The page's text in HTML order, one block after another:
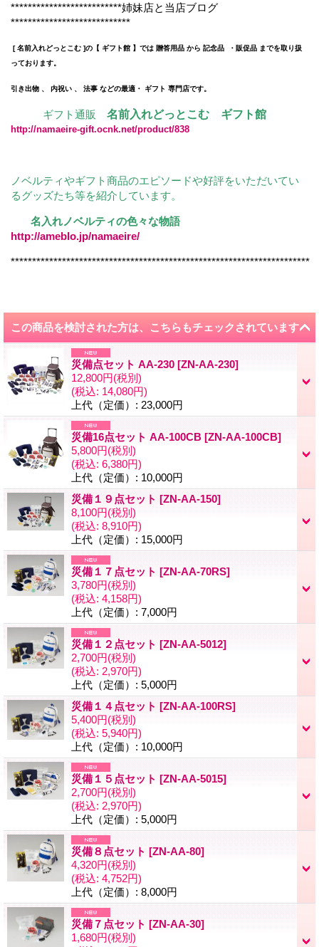
**************************姉妹店と当店ブログ
****************************
[ 名前入れどっとこむ ]の【 ギフト館 】では 贈答用品 から 記念品 ・販促品 までを取り扱
っております。
引き出物 、 内祝い 、 法事 などの最適・ ギフト 専門店です。
ギフト通販 名前入れどっとこむ ギフト館
http://namaeire-gift.ocnk.net/product/838
ノベルティやギフト商品のエピソードや好評をいただいてい
るグッズたち等を紹介しています。
名入れノベルティの色々な物語
http://ameblo.jp/namaeire/
**********************************************************************
この商品を検討された方は、こちらもチェックされています
災備点セット AA-230 [ZN-AA-230]
12,800円(税別)
(税込: 14,080円)
上代（定価） : 23,000円
災備16点セット AA-100CB [ZN-AA-100CB]
5,800円(税別)
(税込: 6,380円)
上代（定価） : 10,000円
災備１９点セット [ZN-AA-150]
8,100円(税別)
(税込: 8,910円)
上代（定価） : 15,000円
災備１７点セット [ZN-AA-70RS]
3,780円(税別)
(税込: 4,158円)
上代（定価） : 7,000円
災備１２点セット [ZN-AA-5012]
2,700円(税別)
(税込: 2,970円)
上代（定価） : 5,000円
災備１４点セット [ZN-AA-100RS]
5,400円(税別)
(税込: 5,940円)
上代（定価） : 10,000円
災備１５点セット [ZN-AA-5015]
2,700円(税別)
(税込: 2,970円)
上代（定価） : 5,000円
災備８点セット [ZN-AA-80]
4,320円(税別)
(税込: 4,752円)
上代（定価） : 8,000円
災備７点セット [ZN-AA-30]
1,680円(税別)